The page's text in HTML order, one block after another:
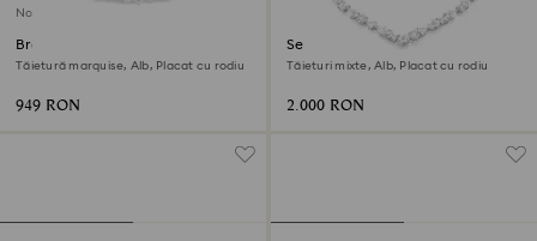
Nou
Brățară Mesmera
Tăietură marquise, Alb, Placat cu rodiu
949 RON
Set Mesmera
Tăieturi mixte, Alb, Placat cu rodiu
2.000 RON